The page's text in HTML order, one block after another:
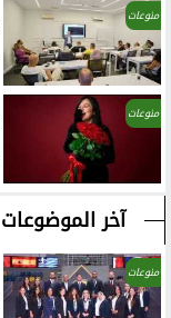
منوعات
منوعات
آخر الموضوعات
منوعات